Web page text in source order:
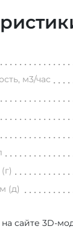
м3/час
(д)
сайте 3D-